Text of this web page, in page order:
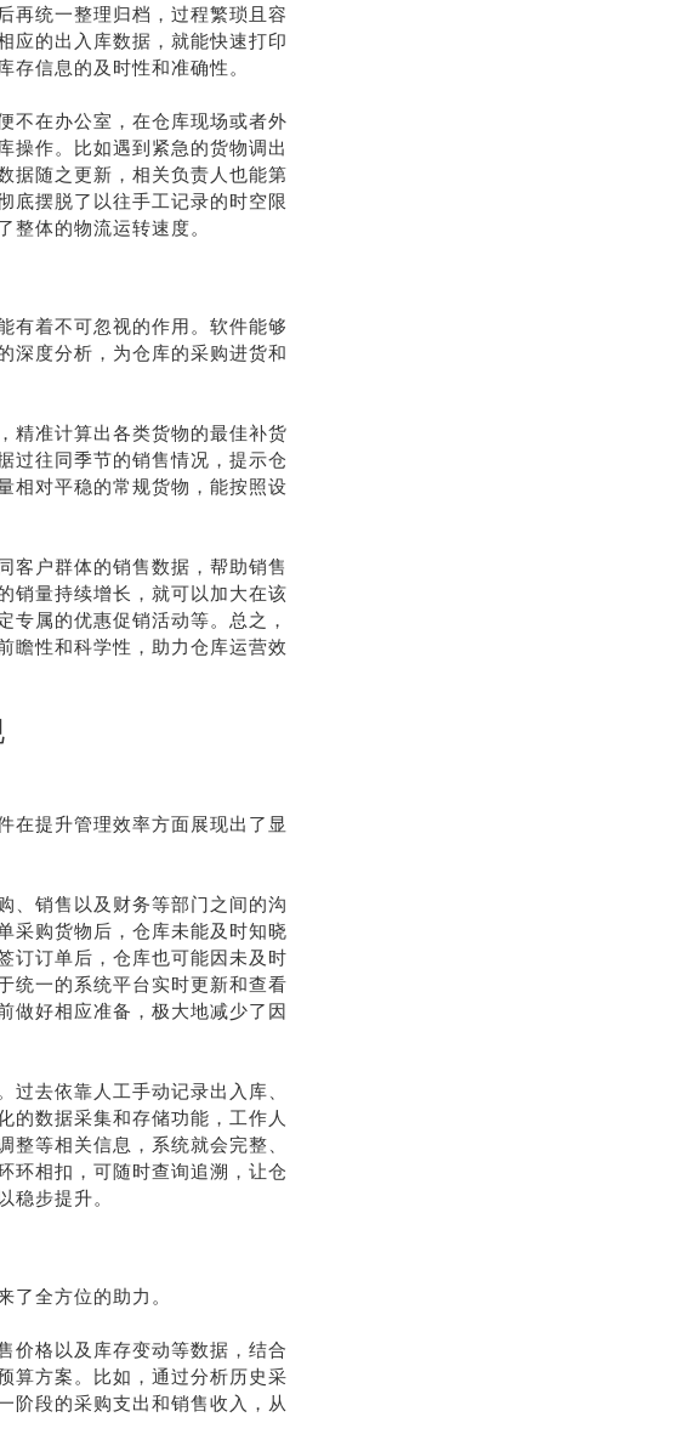
再统一整理归档，过程繁琐且容
应的出入库数据，就能快速打印
信息的及时性和准确性。
不在办公室，在仓库现场或者外
操作。比如遇到紧急的货物调出
据随之更新，相关负责人也能第
底摆脱了以往手工记录的时空限
体的物流运转速度。
有着不可忽视的作用。软件能够
深度分析，为仓库的采购进货和
精准计算出各类货物的最佳补货
过往同季节的销售情况，提示仓
相对平稳的常规货物，能按照设
客户群体的销售数据，帮助销售
销量持续增长，就可以加大在该
专属的优惠促销活动等。总之，
瞻性和科学性，助力仓库运营效
在提升管理效率方面展现出了显
、销售以及财务等部门之间的沟
采购货物后，仓库未能及时知晓
订订单后，仓库也可能因未及时
统一的系统平台实时更新和查看
做好相应准备，极大地减少了因
去依靠人工手动记录出入库、
的数据采集和存储功能，工作人
等相关信息，系统就会完整、
环相扣，可随时查询追溯，让仓
稳步提升。
全方位的助力。
价格以及库存变动等数据，结合
算方案。比如，通过分析历史采
阶段的采购支出和销售收入，从